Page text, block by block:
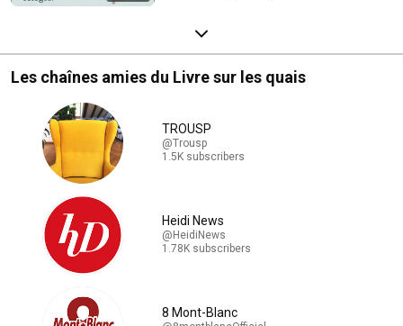
Les chaînes amies du Livre sur les quais
TROUSP
@Trousp
1.5K subscribers
Heidi News
@HeidiNews
1.78K subscribers
8 Mont-Blanc